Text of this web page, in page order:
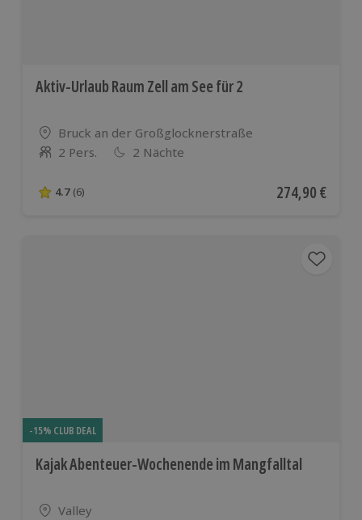
Aktiv-Urlaub Raum Zell am See für 2
Standort
Bruck an der Großglocknerstraße
Anzahl der Teilnehmer
2 Pers. 2 Nächte
4.7 von 5 Sternen basierend auf 6 Bewertungen
4.7 (6) Aktueller Preis
274,90 €
-15% CLUB DEAL
Kajak Abenteuer-Wochenende im Mangfalltal
Standort
Valley